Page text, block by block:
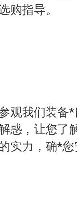
购指导。
我们装备*
惑，让您了
实力，确*